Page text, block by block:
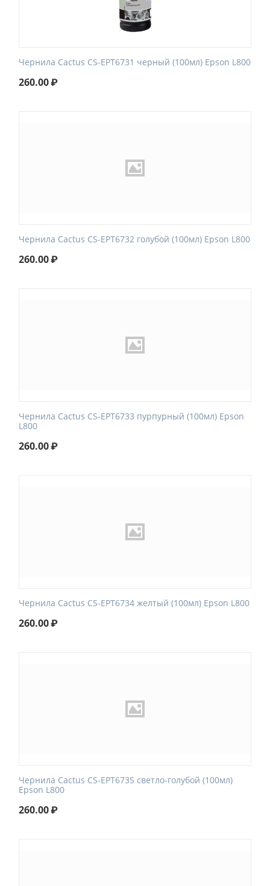
Чернила Cactus CS-EPT6731 черный (100мл) Epson L800
260.00₽
Чернила Cactus CS-EPT6732 голубой (100мл) Epson L800
260.00₽
Чернила Cactus CS-EPT6733 пурпурный (100мл) Epson
L800
260.00₽
Чернила Cactus CS-EPT6734 желтый (100мл) Epson L800
260.00₽
Чернила Cactus CS-EPT6735 светло-голубой (100мл)
Epson L800
260.00₽